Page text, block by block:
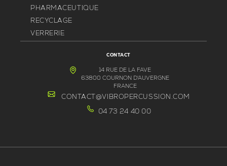
PHARMACEUTIQUE
RECYCLAGE
VERRERIE
CONTACT
14 RUE DE LA FAVE
63800 COURNON D'AUVERGNE
FRANCE
CONTACT@VIBROPERCUSSION.COM
04 73 24 40 00